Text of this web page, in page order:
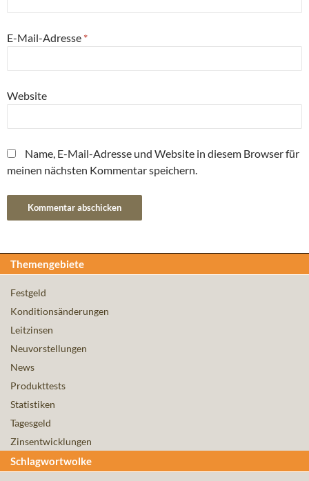
E-Mail-Adresse *
Website
Name, E-Mail-Adresse und Website in diesem Browser für
meinen nächsten Kommentar speichern.
Themengebiete
Festgeld
Konditionsänderungen
Leitzinsen
Neuvorstellungen
News
Produkttests
Statistiken
Tagesgeld
Zinsentwicklungen
Schlagwortwolke